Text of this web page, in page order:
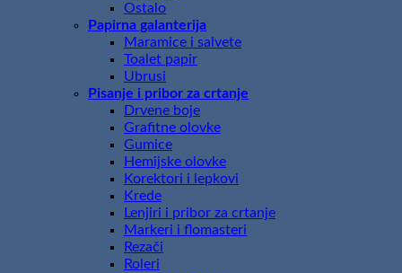
Ostalo
Papirna galanterija
Maramice i salvete
Toalet papir
Ubrusi
Pisanje i pribor za crtanje
Drvene boje
Grafitne olovke
Gumice
Hemijske olovke
Korektori i lepkovi
Krede
Lenjiri i pribor za crtanje
Markeri i flomasteri
Rezači
Roleri